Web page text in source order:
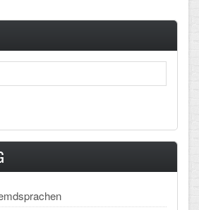
Religion